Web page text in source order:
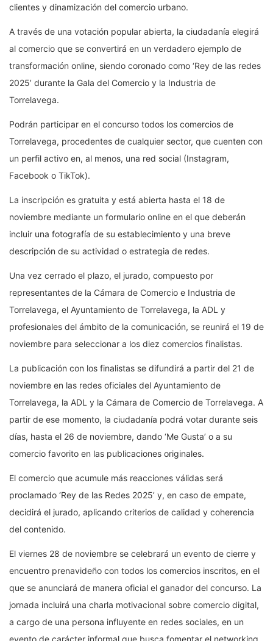
clientes y dinamización del comercio urbano.
A través de una votación popular abierta, la ciudadanía elegirá
al comercio que se convertirá en un verdadero ejemplo de
transformación online, siendo coronado como ‘Rey de las redes
2025’ durante la Gala del Comercio y la Industria de
Torrelavega.
Podrán participar en el concurso todos los comercios de
Torrelavega, procedentes de cualquier sector, que cuenten con
un perfil activo en, al menos, una red social (Instagram,
Facebook o TikTok).
La inscripción es gratuita y está abierta hasta el 18 de
noviembre mediante un formulario online en el que deberán
incluir una fotografía de su establecimiento y una breve
descripción de su actividad o estrategia de redes.
Una vez cerrado el plazo, el jurado, compuesto por
representantes de la Cámara de Comercio e Industria de
Torrelavega, el Ayuntamiento de Torrelavega, la ADL y
profesionales del ámbito de la comunicación, se reunirá el 19 de
noviembre para seleccionar a los diez comercios finalistas.
La publicación con los finalistas se difundirá a partir del 21 de
noviembre en las redes oficiales del Ayuntamiento de
Torrelavega, la ADL y la Cámara de Comercio de Torrelavega. A
partir de ese momento, la ciudadanía podrá votar durante seis
días, hasta el 26 de noviembre, dando ‘Me Gusta’ o a su
comercio favorito en las publicaciones originales.
El comercio que acumule más reacciones válidas será
proclamado ‘Rey de las Redes 2025’ y, en caso de empate,
decidirá el jurado, aplicando criterios de calidad y coherencia
del contenido.
El viernes 28 de noviembre se celebrará un evento de cierre y
encuentro prenavideño con todos los comercios inscritos, en el
que se anunciará de manera oficial el ganador del concurso. La
jornada incluirá una charla motivacional sobre comercio digital,
a cargo de una persona influyente en redes sociales, en un
evento de carácter informal que busca fomentar el networking,